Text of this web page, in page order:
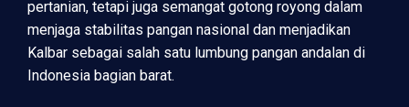
pertanian, tetapi juga semangat gotong royong dalam
menjaga stabilitas pangan nasional dan menjadikan
Kalbar sebagai salah satu lumbung pangan andalan di
Indonesia bagian barat.